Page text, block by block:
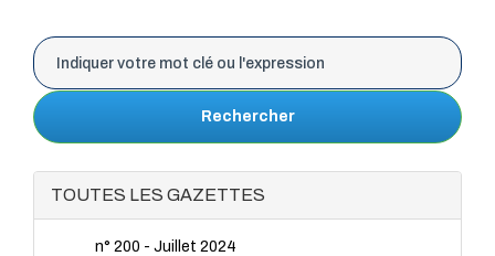
Rechercher
TOUTES LES GAZETTES
n° 200 - Juillet 2024